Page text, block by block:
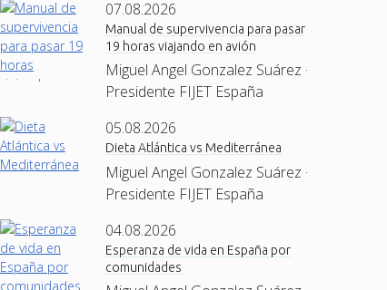
07.08.2026
Manual de supervivencia para pasar
19 horas viajando en avión
Miguel Angel Gonzalez Suárez ·
Presidente FIJET España
05.08.2026
Dieta Atlántica vs Mediterránea
Miguel Angel Gonzalez Suárez ·
Presidente FIJET España
04.08.2026
Esperanza de vida en España por
comunidades